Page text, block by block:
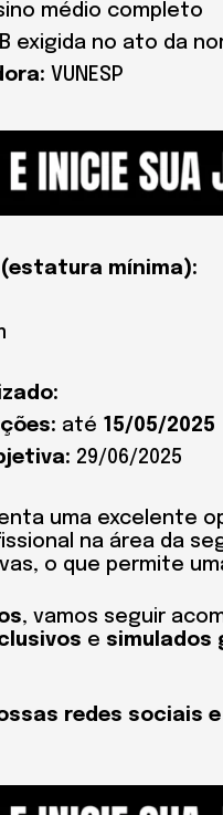
médio completo
exigida no ato da
VUNESP
mínima):
até 15/05/2025
29/06/2025
uma excelente
na área da
o que permite
, vamos seguir
e simulados
redes